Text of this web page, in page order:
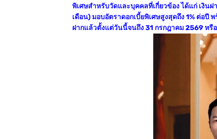
พิเศษสำหรับวัดและบุคคลที่เกี่ยวข้อง ได้แก่ เงิ
เดือน) มอบอัตราดอกเบี้ยพิเศษสูงสุดถึง 1% ต่อ
ฝากแล้วตั้งแต่วันนี้จนถึง 31 กรกฎาคม 2569 หรื